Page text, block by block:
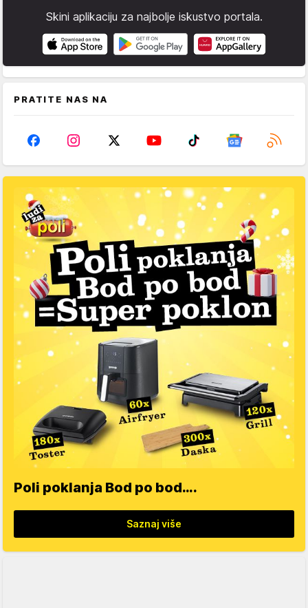
Skini aplikaciju za najbolje iskustvo portala.
PRATITE NAS NA
Poli poklanja Bod po bod….
Saznaj više